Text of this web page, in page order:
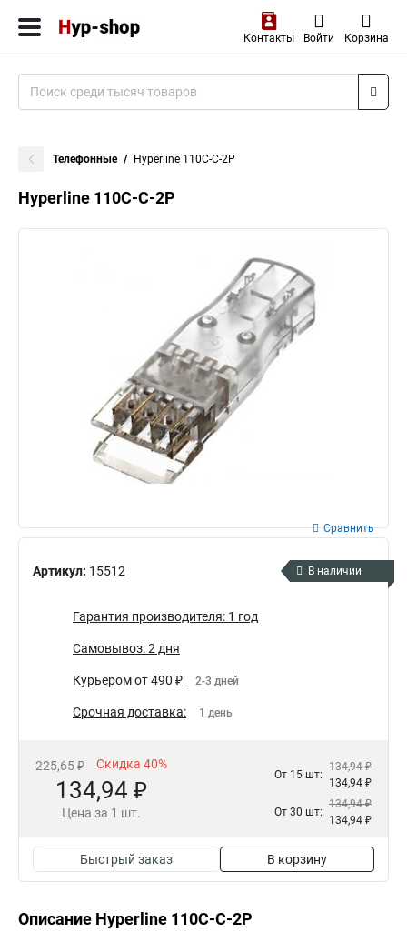
Контакты Войти Корзина
Телефонные Hyperline 110C-C-2P
Hyperline 110C-C-2P
Артикул: 15512
Сравнить
В наличии
Гарантия производителя: 1 год
Самовывоз: 2 дня
Курьером от 490 ₽ 2-3 дней
Срочная доставка: 1 день
225,65 ₽ Скидка 40%
134,94 ₽
Цена за 1 шт.
От 15 шт:
134,94 ₽
134,94 ₽
От 30 шт:
134,94 ₽
134,94 ₽
Быстрый заказ В корзину
Описание Hyperline 110C-C-2P